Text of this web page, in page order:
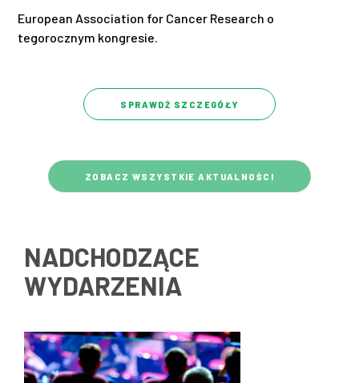
European Association for Cancer Research o
tegorocznym kongresie.
SPRAWDŹ SZCZEGÓŁY
ZOBACZ WSZYSTKIE AKTUALNOŚCI
NADCHODZĄCE
WYDARZENIA